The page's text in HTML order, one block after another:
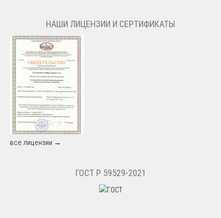
НАШИ ЛИЦЕНЗИИ И СЕРТИФИКАТЫ
все лицензии →
ГОСТ Р 59529-2021